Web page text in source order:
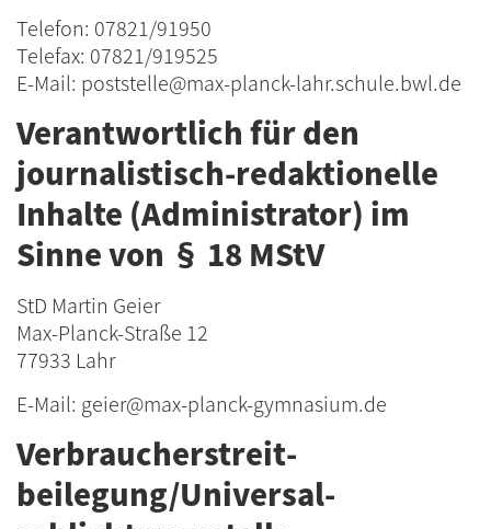
Telefon: 07821/91950
Telefax: 07821/919525
E-Mail: poststelle@max-planck-lahr.schule.bwl.de
Verantwortlich für den
journalistisch-redaktionelle
Inhalte (Administrator) im
Sinne von § 18 MStV
StD Martin Geier
Max-Planck-Straße 12
77933 Lahr
E-Mail: geier@max-planck-gymnasium.de
Verbraucher­streit­
beilegung/Universal­